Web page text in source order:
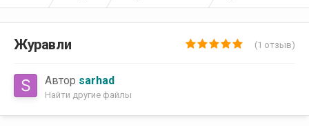
Журавли (1 отзыв)
Автор sarhad
Найти другие файлы